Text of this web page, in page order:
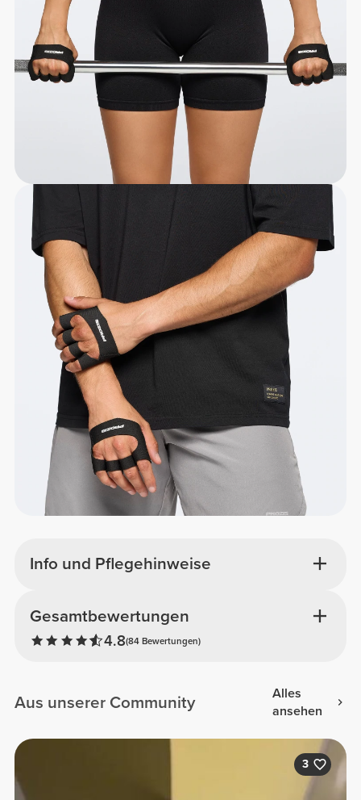
Info und Pflegehinweise
Gesamtbewertungen
4.8(84 Bewertungen)
Aus unserer Community
Alles
ansehen
3